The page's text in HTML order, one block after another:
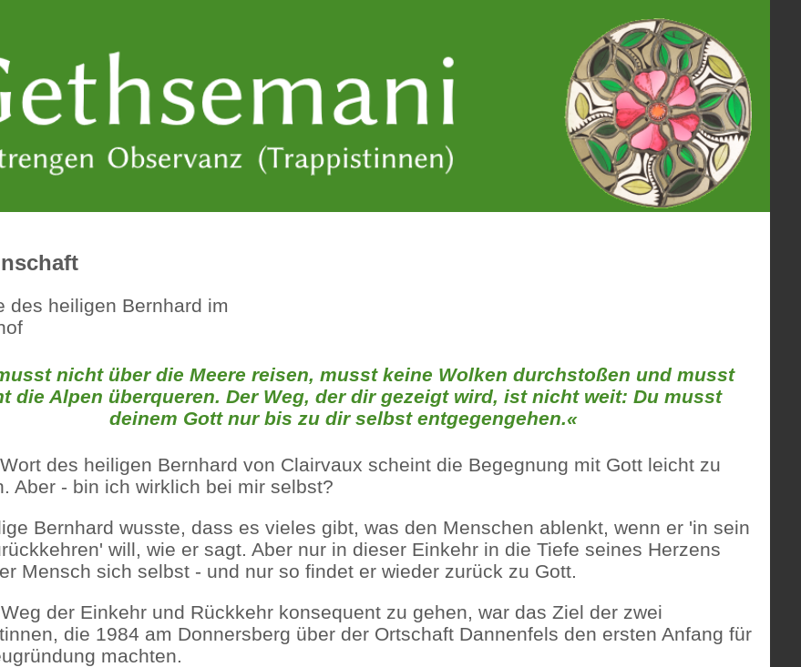
nicht über die Meere reisen, musst keine Wolken durchstoßen und musst
die Alpen überqueren. Der Weg, der dir gezeigt wird, ist nicht weit: Du musst
deinem Gott nur bis zu dir selbst entgegengehen.«
des heiligen Bernhard von Clairvaux scheint die Begegnung mit Gott leicht zu
Aber - bin ich wirklich bei mir selbst?
Bernhard wusste, dass es vieles gibt, was den Menschen ablenkt, wenn er 'in sein
will, wie er sagt. Aber nur in dieser Einkehr in die Tiefe seines Herzens
Mensch sich selbst - und nur so findet er wieder zurück zu Gott.
der Einkehr und Rückkehr konsequent zu gehen, war das Ziel der zwei
die 1984 am Donnersberg über der Ortschaft Dannenfels den ersten Anfang für
machten.